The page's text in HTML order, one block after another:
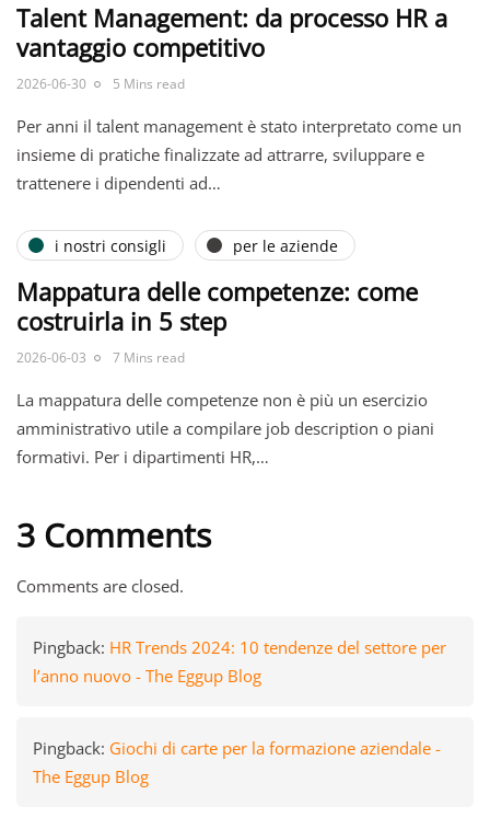
Talent Management: da processo HR a
vantaggio competitivo
2026-06-30 5 Mins read
Per anni il talent management è stato interpretato come un
insieme di pratiche finalizzate ad attrarre, sviluppare e
trattenere i dipendenti ad…
i nostri consigli per le aziende
Mappatura delle competenze: come
costruirla in 5 step
2026-06-03 7 Mins read
La mappatura delle competenze non è più un esercizio
amministrativo utile a compilare job description o piani
formativi. Per i dipartimenti HR,…
3 Comments
Comments are closed.
Pingback: HR Trends 2024: 10 tendenze del settore per
l’anno nuovo - The Eggup Blog
Pingback: Giochi di carte per la formazione aziendale -
The Eggup Blog